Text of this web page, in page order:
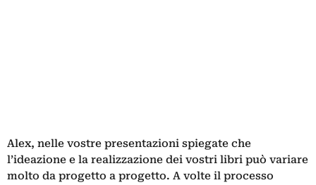
Alex, nelle vostre presentazioni spiegate che
l’ideazione e la realizzazione dei vostri libri può variare
molto da progetto a progetto. A volte il processo